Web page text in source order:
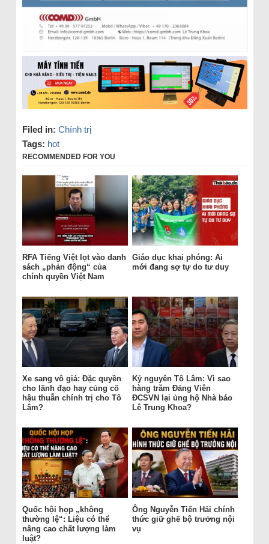
Filed in: Chính trị
Tags: hot
RECOMMENDED FOR YOU
RFA Tiếng Việt lọt vào danh
sách „phản động“ của
chính quyền Việt Nam
Giáo dục khai phóng: Ai
mới đang sợ tự do tư duy
Xe sang vô giá: Đặc quyền
cho lãnh đạo hay củng cố
hậu thuẫn chính trị cho Tô
Lâm?
Kỷ nguyên Tô Lâm: Vì sao
hàng trăm Đảng Viên
ĐCSVN lại ủng hộ Nhà báo
Lê Trung Khoa?
Quốc hội họp „không
thường lệ“: Liệu có thể
nâng cao chất lượng làm
luật?
Ông Nguyễn Tiến Hải chính
thức giữ ghế bộ trưởng nội
vụ